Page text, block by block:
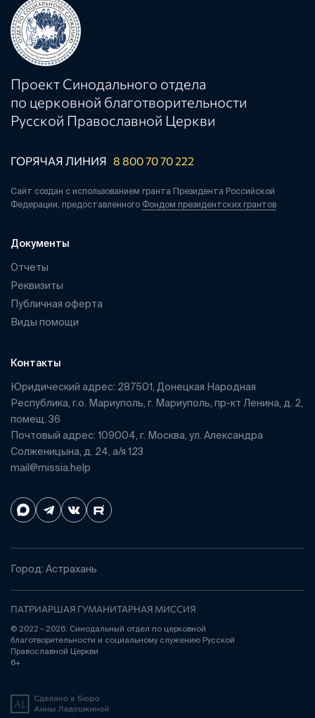
Проект Синодального отдела
по церковной благотворительности
Русской Православной Церкви
ГОРЯЧАЯ ЛИНИЯ 8 800 70 70 222
Сайт создан с использованием гранта Президента Российской
Федерации, предоставленного Фондом президентских грантов
Документы
Отчеты
Реквизиты
Публичная оферта
Виды помощи
Контакты
Юридический адрес: 287501, Донецкая Народная
Республика, г.о. Мариуполь, г. Мариуполь, пр-кт Ленина, д. 2,
помещ. 36
Почтовый адрес: 109004, г. Москва, ул. Александра
Солженицына, д. 24, а/я 123
mail@missia.help
Город: Астрахань
ПАТРИАРШАЯ ГУМАНИТАРНАЯ МИССИЯ
© 2022 – 2026. Синодальный отдел по церковной
благотворительности и социальному служению Русской
Православной Церкви
6+